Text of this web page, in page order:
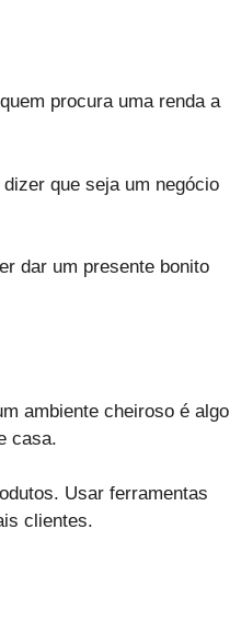
procura uma renda a
que seja um negócio
dar um presente bonito
ambiente cheiroso é algo
casa.
Usar ferramentas
clientes.